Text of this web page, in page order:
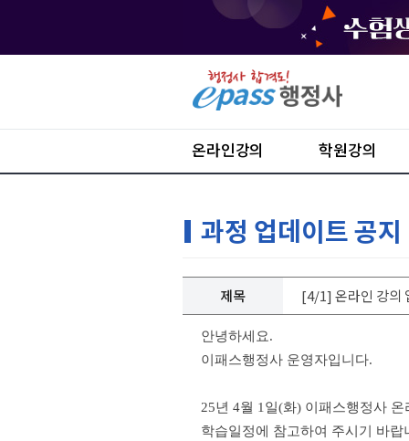
온라인강의 학원강의
과정 업데이트 공지
제목 [4/1] 온라인 강의
안녕하세요.
이패스행정사 운영자입니다.
25년 4월 1일(화) 이패스행정사
학습일정에 참고하여 주시기 바랍